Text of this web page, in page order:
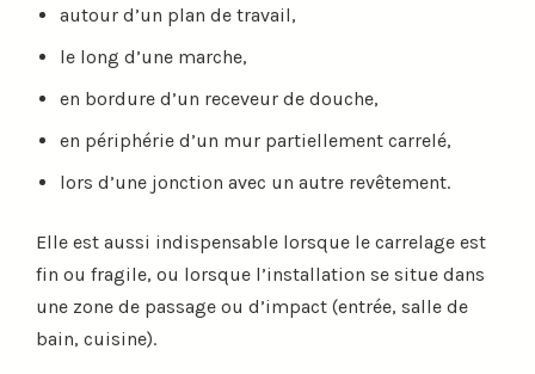
autour d’un plan de travail,
le long d’une marche,
en bordure d’un receveur de douche,
en périphérie d’un mur partiellement carrelé,
lors d’une jonction avec un autre revêtement.
Elle est aussi indispensable lorsque le carrelage est
fin ou fragile, ou lorsque l’installation se situe dans
une zone de passage ou d’impact (entrée, salle de
bain, cuisine).